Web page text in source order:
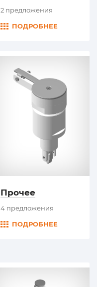
2 предложения
ПОДРОБНЕЕ
Прочее
4 предложения
ПОДРОБНЕЕ